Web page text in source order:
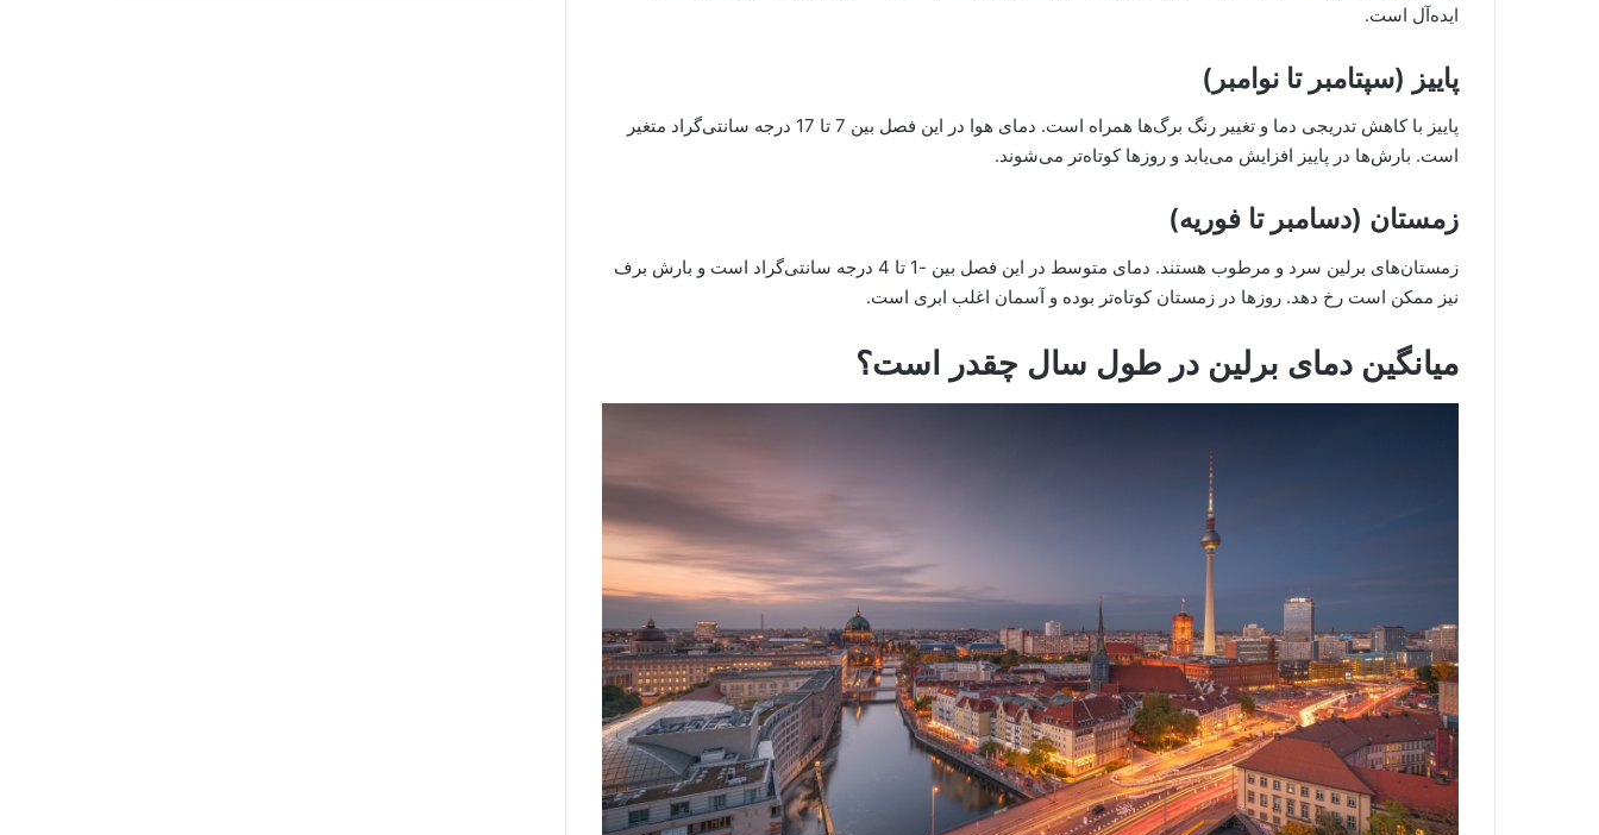
ایده‌آل است.
پاییز (سپتامبر تا نوامبر)
پاییز با کاهش تدریجی دما و تغییر رنگ برگ‌ها همراه است. دمای هوا در این فصل بین 7 تا 17 درجه سانتی‌گراد متغیر
است. بارش‌ها در پاییز افزایش می‌یابد و روزها کوتاه‌تر می‌شوند.
زمستان (دسامبر تا فوریه)
زمستان‌های برلین سرد و مرطوب هستند. دمای متوسط در این فصل بین -1 تا 4 درجه سانتی‌گراد است و بارش برف
نیز ممکن است رخ دهد. روزها در زمستان کوتاه‌تر بوده و آسمان اغلب ابری است.
میانگین دمای برلین در طول سال چقدر است؟